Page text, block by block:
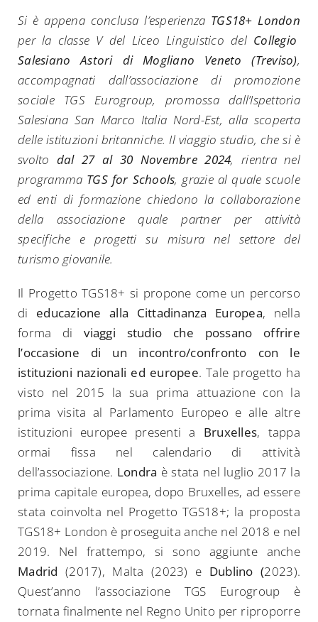
Si è appena conclusa l’esperienza TGS18+ London
per la classe V del Liceo Linguistico del Collegio
Salesiano Astori di Mogliano Veneto (Treviso),
accompagnati dall’associazione di promozione
sociale TGS Eurogroup, promossa dall’Ispettoria
Salesiana San Marco Italia Nord-Est, alla scoperta
delle istituzioni britanniche. Il viaggio studio, che si è
svolto dal 27 al 30 Novembre 2024, rientra nel
programma TGS for Schools, grazie al quale scuole
ed enti di formazione chiedono la collaborazione
della associazione quale partner per attività
specifiche e progetti su misura nel settore del
turismo giovanile.
Il Progetto TGS18+ si propone come un percorso
di educazione alla Cittadinanza Europea, nella
forma diviaggi studio che possano offrire
l’occasione di un incontro/confronto con le
istituzioni nazionali ed europee. Tale progetto ha
visto nel 2015 la sua prima attuazione con la
prima visita al Parlamento Europeo e alle altre
istituzioni europee presenti a Bruxelles, tappa
ormai fissa nel calendario di attività
dell’associazione. Londra è stata nel luglio 2017 la
prima capitale europea, dopo Bruxelles, ad essere
stata coinvolta nel Progetto TGS18+; la proposta
TGS18+ London è proseguita anche nel 2018 e nel
2019. Nel frattempo, si sono aggiunte anche
Madrid (2017), Malta (2023) e Dublino (2023).
Quest’anno l’associazione TGS Eurogroup è
tornata finalmente nel Regno Unito per riproporre